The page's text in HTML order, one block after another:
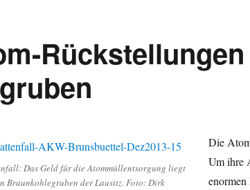
Das Geld für die Atommüllentsorgung liegt
Braunkohlegruben der Lausitz. Foto: Dirk
Die
Um ihre